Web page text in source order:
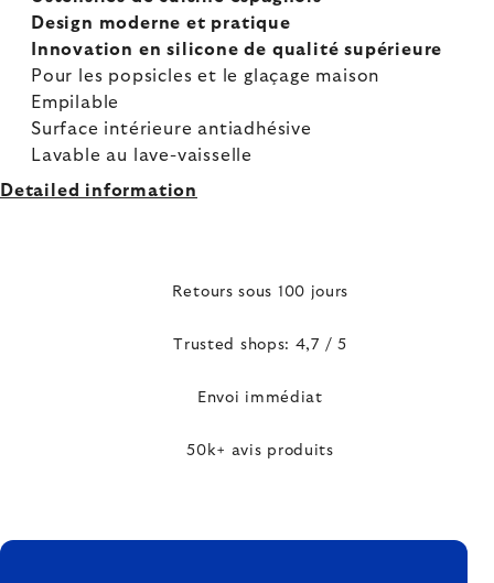
Design moderne et pratique
Innovation en silicone de qualité supérieure
Pour les popsicles et le glaçage maison
Empilable
Surface intérieure antiadhésive
Lavable au lave-vaisselle
Detailed information
Retours sous 100 jours
Trusted shops: 4,7 / 5
Envoi immédiat
50k+ avis produits
FOOTER